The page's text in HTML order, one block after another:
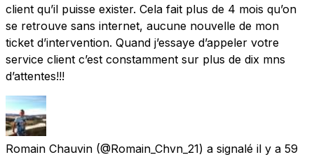
client qu’il puisse exister. Cela fait plus de 4 mois qu’on
se retrouve sans internet, aucune nouvelle de mon
ticket d’intervention. Quand j’essaye d’appeler votre
service client c’est constamment sur plus de dix mns
d’attentes!!!
Romain Chauvin (@Romain_Chvn_21) a signalé il y a 59